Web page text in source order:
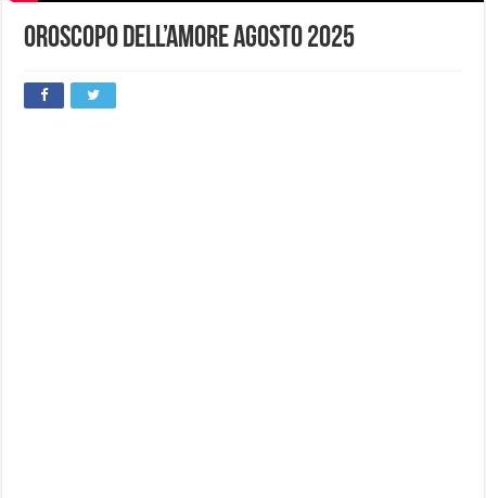
OROSCOPO DELL’AMORE AGOSTO 2025